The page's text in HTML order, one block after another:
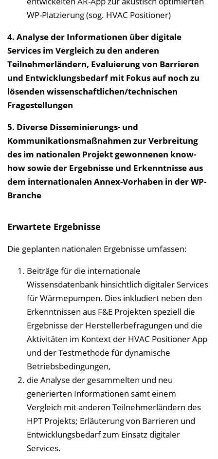
WP-Platzierung (sog. HVAC Positioner)
4. Analyse der Informationen über digitale
Services im Vergleich zu den anderen
Teilnehmerländern, Evaluierung von Barrieren
und Entwicklungsbedarf mit Fokus auf noch zu
lösenden wissenschaftlichen/technischen
Fragestellungen
5. Diverse Disseminierungs- und
Kommunikationsmaßnahmen zur Verbreitung
des im nationalen Projekt gewonnenen know-
how sowie der Ergebnisse und Erkenntnisse aus
dem internationalen Annex-Vorhaben in der WP-
Branche
Erwartete Ergebnisse
Die geplanten nationalen Ergebnisse umfassen:
Beiträge für die internationale
Wissensdatenbank hinsichtlich digitaler Services
für Wärmepumpen. Dies inkludiert neben den
Erkenntnissen aus F&E Projekten speziell die
Ergebnisse der Herstellerbefragungen und die
Aktivitäten im Kontext der HVAC Positioner App
und der Testmethode für dynamische
Betriebsbedingungen,
die Analyse der gesammelten und neu
generierten Informationen samt einem
Vergleich mit anderen Teilnehmerländern des
HPT Projekts; Erläuterung von Barrieren und
Entwicklungsbedarf zum Einsatz digitaler
Services.